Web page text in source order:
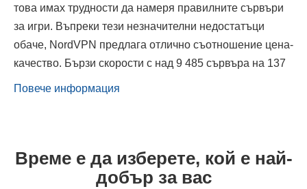
това имах трудности да намеря правилните сървъри
за игри. Въпреки тези незначителни недостатъци
обаче, NordVPN предлага отлично съотношение цена-
качество. Бързи скорости с над 9 485 сървъра на 137
Повече информация
Време е да изберете, кой е най-
добър за вас